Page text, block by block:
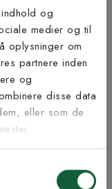
og
medier og til
oplysninger om
partnere inden
og
disse data
eller som de
vores tilbud,